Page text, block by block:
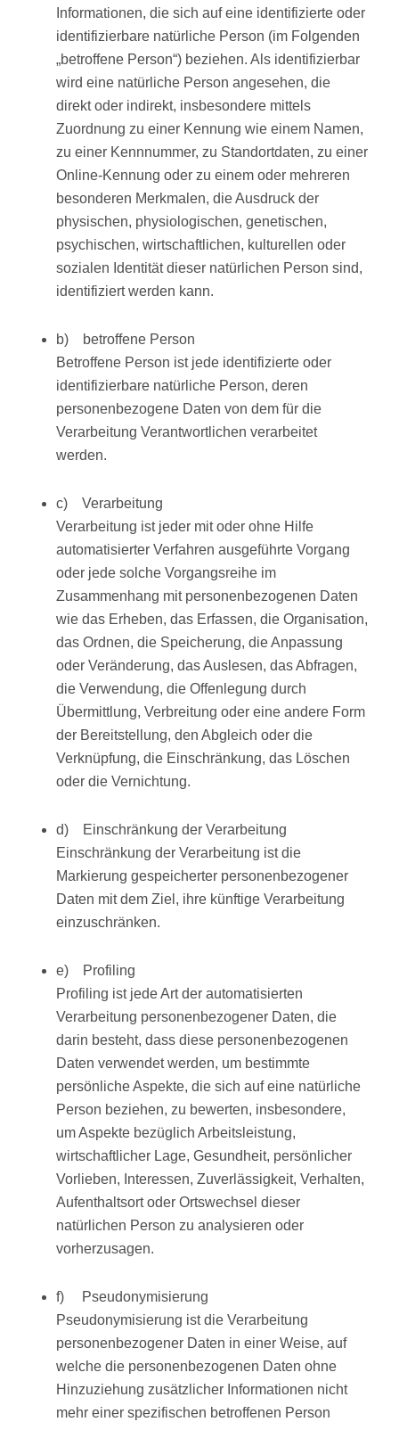
Informationen, die sich auf eine identifizierte oder
identifizierbare natürliche Person (im Folgenden
„betroffene Person“) beziehen. Als identifizierbar
wird eine natürliche Person angesehen, die
direkt oder indirekt, insbesondere mittels
Zuordnung zu einer Kennung wie einem Namen,
zu einer Kennnummer, zu Standortdaten, zu einer
Online-Kennung oder zu einem oder mehreren
besonderen Merkmalen, die Ausdruck der
physischen, physiologischen, genetischen,
psychischen, wirtschaftlichen, kulturellen oder
sozialen Identität dieser natürlichen Person sind,
identifiziert werden kann.
b) betroffene Person
Betroffene Person ist jede identifizierte oder
identifizierbare natürliche Person, deren
personenbezogene Daten von dem für die
Verarbeitung Verantwortlichen verarbeitet
werden.
c) Verarbeitung
Verarbeitung ist jeder mit oder ohne Hilfe
automatisierter Verfahren ausgeführte Vorgang
oder jede solche Vorgangsreihe im
Zusammenhang mit personenbezogenen Daten
wie das Erheben, das Erfassen, die Organisation,
das Ordnen, die Speicherung, die Anpassung
oder Veränderung, das Auslesen, das Abfragen,
die Verwendung, die Offenlegung durch
Übermittlung, Verbreitung oder eine andere Form
der Bereitstellung, den Abgleich oder die
Verknüpfung, die Einschränkung, das Löschen
oder die Vernichtung.
d) Einschränkung der Verarbeitung
Einschränkung der Verarbeitung ist die
Markierung gespeicherter personenbezogener
Daten mit dem Ziel, ihre künftige Verarbeitung
einzuschränken.
e) Profiling
Profiling ist jede Art der automatisierten
Verarbeitung personenbezogener Daten, die
darin besteht, dass diese personenbezogenen
Daten verwendet werden, um bestimmte
persönliche Aspekte, die sich auf eine natürliche
Person beziehen, zu bewerten, insbesondere,
um Aspekte bezüglich Arbeitsleistung,
wirtschaftlicher Lage, Gesundheit, persönlicher
Vorlieben, Interessen, Zuverlässigkeit, Verhalten,
Aufenthaltsort oder Ortswechsel dieser
natürlichen Person zu analysieren oder
vorherzusagen.
f) Pseudonymisierung
Pseudonymisierung ist die Verarbeitung
personenbezogener Daten in einer Weise, auf
welche die personenbezogenen Daten ohne
Hinzuziehung zusätzlicher Informationen nicht
mehr einer spezifischen betroffenen Person